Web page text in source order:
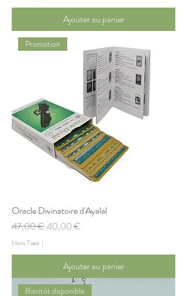
Ajouter au panier
Promotion
Oracle Divinatoire d'Ayalal
Prix original
47,00 €Prix promotionnel
40,00 €
Hors Taxe |
Ajouter au panier
Bientôt disponible